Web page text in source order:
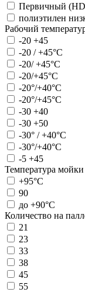
Первичный
полиэтилен
Рабочий
-20 +45
-20 / +45°С
-20/ +45°С
-20/+45°С
-20°/+40°С
-20°/+45°С
-30 +40
-30 +50
-30° / +40°С
-30°/+40°С
-5 +45
Температура мойки
+95°С
90
до +90°С
Количество на
21
23
33
38
45
55